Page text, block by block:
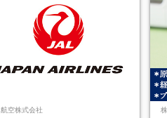
航空株式会社